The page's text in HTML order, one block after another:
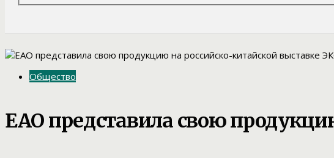
Общество
ЕАО представила свою